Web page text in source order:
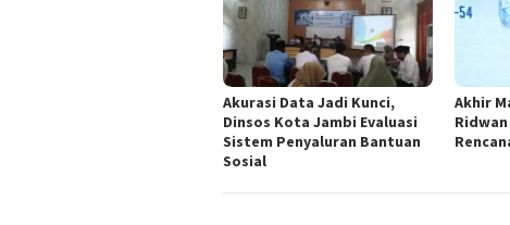
Akurasi Data Jadi Kunci,
Dinsos Kota Jambi Evaluasi
Sistem Penyaluran Bantuan
Sosial
Akhir